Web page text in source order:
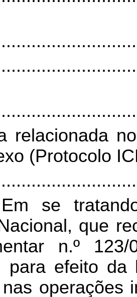
relacionada
(Protocolo
se
que
n.º
para efeito da
operações